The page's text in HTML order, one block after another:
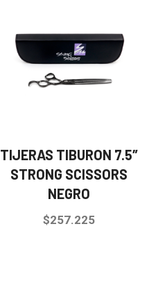
TIJERAS TIBURON 7.5″
STRONG SCISSORS
NEGRO
$257.225